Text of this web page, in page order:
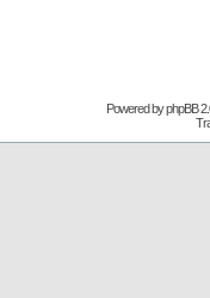
Powered byphpBB